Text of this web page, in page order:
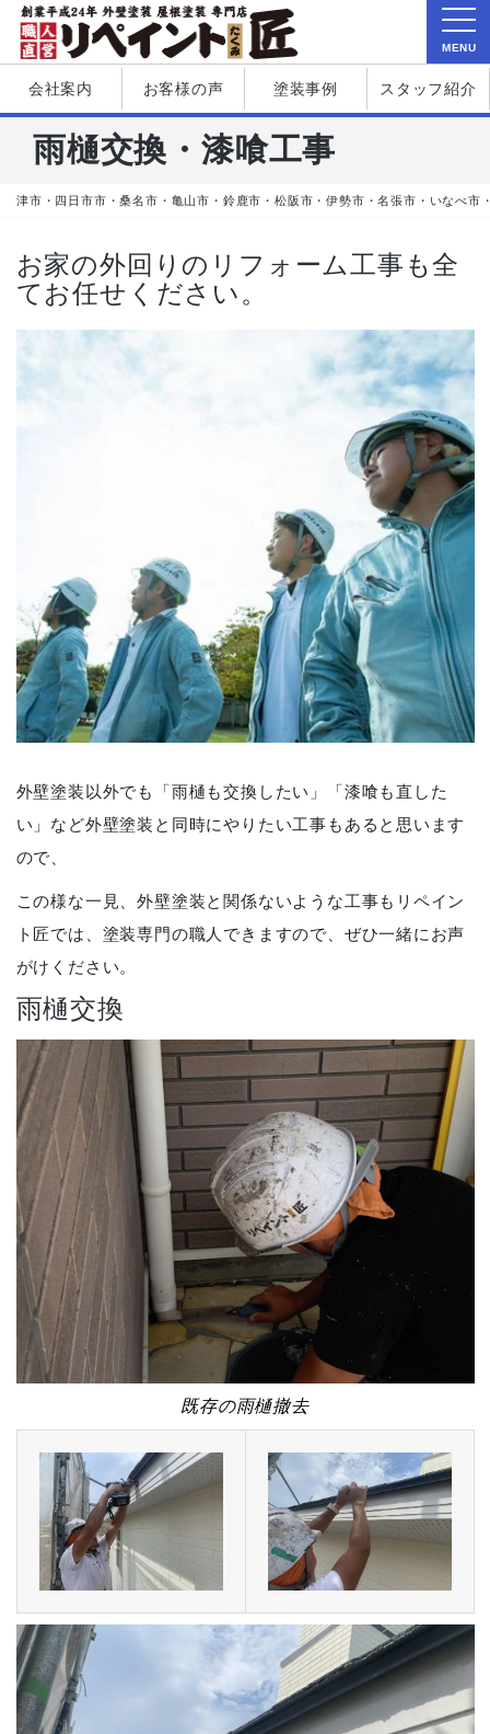
会社案内 お客様の声 塗装事例 スタッフ紹介
雨樋交換・漆喰工事
津市・四日市市・桑名市・亀山市・鈴鹿市・松阪市・伊勢市・名張市・いなべ市
お家の外回りのリフォーム工事も全
てお任せください。
外壁塗装以外でも「雨樋も交換したい」「漆喰も直した
い」など外壁塗装と同時にやりたい工事もあると思います
ので、
この様な一見、外壁塗装と関係ないような工事もリペイン
ト匠では、塗装専門の職人できますので、ぜひ一緒にお声
がけください。
雨樋交換
既存の雨樋撤去
MENU